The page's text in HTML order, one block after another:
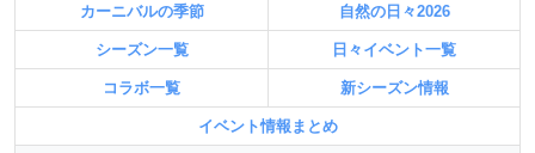
カーニバルの季節 自然の日々2026
シーズン一覧 日々イベント一覧
コラボ一覧 新シーズン情報
イベント情報まとめ